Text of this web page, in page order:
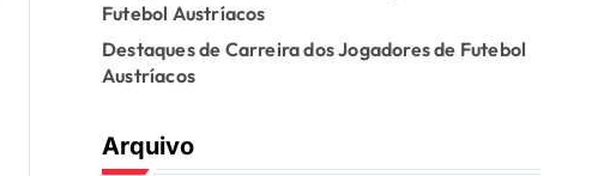
Futebol Austríacos
Destaques de Carreira dos Jogadores de Futebol
Austríacos
Arquivo